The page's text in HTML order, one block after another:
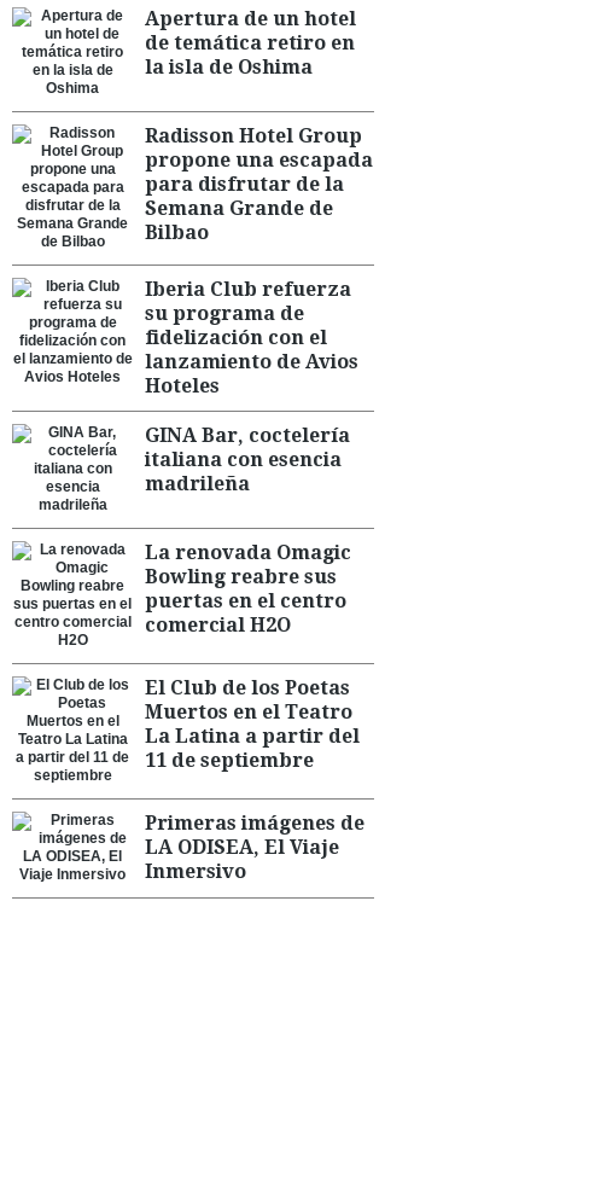
Apertura de un hotel
de temática retiro en
la isla de Oshima
Radisson Hotel Group
propone una escapada
para disfrutar de la
Semana Grande de
Bilbao
Iberia Club refuerza
su programa de
fidelización con el
lanzamiento de Avios
Hoteles
GINA Bar, coctelería
italiana con esencia
madrileña
La renovada Omagic
Bowling reabre sus
puertas en el centro
comercial H2O
El Club de los Poetas
Muertos en el Teatro
La Latina a partir del
11 de septiembre
Primeras imágenes de
LA ODISEA, El Viaje
Inmersivo